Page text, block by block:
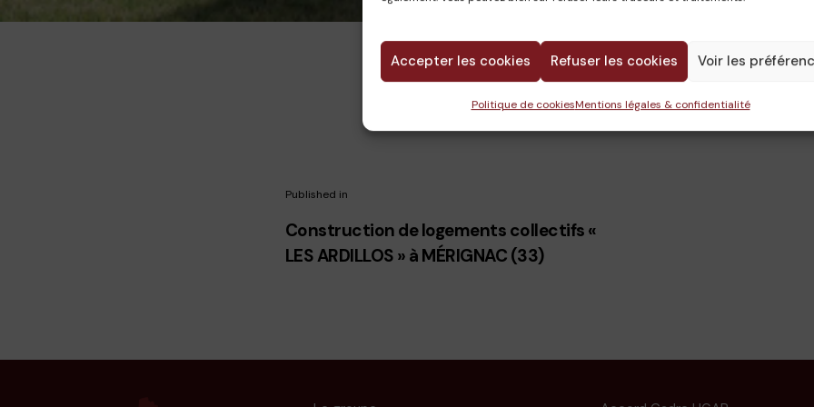
Accepter les cookies Refuser les cookies Voir les
Politique de cookiesMentions légales & confidentialité
Published in
Construction de logements collectifs «
LES ARDILLOS » à MÉRIGNAC (33)